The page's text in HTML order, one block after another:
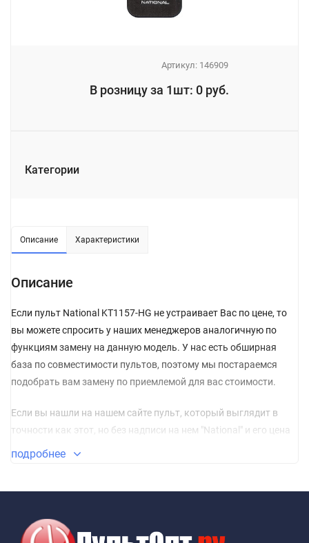
Артикул: 146909
В розницу за 1шт: 0 руб.
Категории
Описание Характеристики
Описание
Если пульт National KT1157-HG не устраивает Вас по цене, то
вы можете спросить у наших менеджеров аналогичную по
функциям замену на данную модель. У нас есть обширная
база по совместимости пультов, поэтому мы постараемся
подобрать вам замену по приемлемой для вас стоимости.
Если вы нашли на нашем сайте пульт, который выглядит в
точности как этот, но без надписи на нем "National" и его цена
гораздо ниже, то, можете не сомневаться, и сразу класть его в
Точная копия пульта сделана на заводе, на котором
подробнее